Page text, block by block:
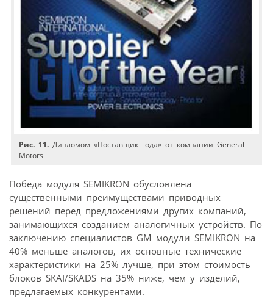
Рис. 11. Дипломом «Поставщик года» от компании General
Motors
Победа модуля SEMIKRON обусловлена
существенными преимуществами приводных
решений перед предложениями других компаний,
занимающихся созданием аналогичных устройств. По
заключению специалистов GM модули SEMIKRON на
40% меньше аналогов, их основные технические
характеристики на 25% лучше, при этом стоимость
блоков SKAI/SKADS на 35% ниже, чем у изделий,
предлагаемых конкурентами.